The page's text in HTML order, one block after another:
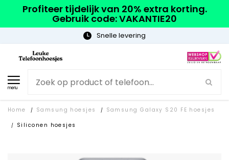
Profiteer tijdelijk van 20% extra korting.
Gebruik code: VAKANTIE20
Gratis verzending
menu
Home / Samsung hoesjes / Samsung Galaxy S20 FE hoesjes
/ Siliconen hoesjes